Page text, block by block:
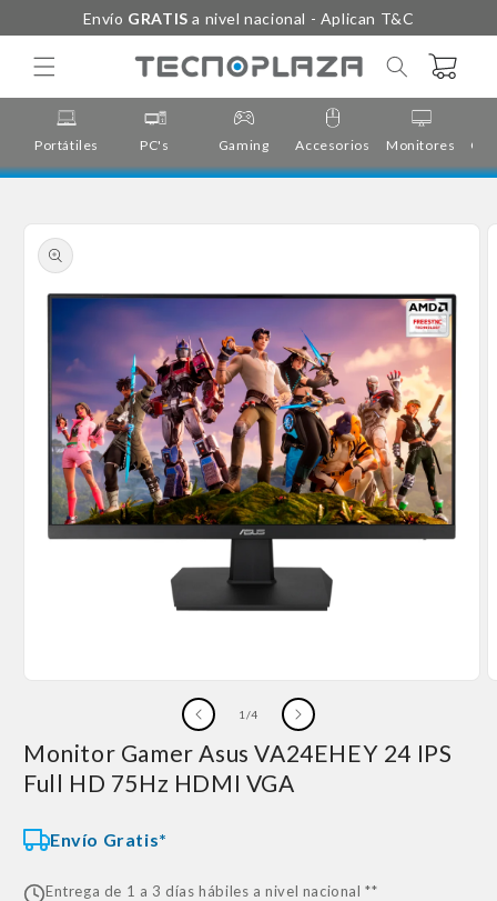
directamente
Envío GRATISa nivel nacional - Aplican T&C
Carrito
Portátiles PC's Gaming Accesorios Monitores
directamente
a la
información
en
ventana
1 /de
4
Monitor Gamer Asus VA24EHEY 24 IPS
Full HD 75Hz HDMI VGA
Envío Gratis*
Entrega de 1 a 3 días hábiles a nivel nacional **